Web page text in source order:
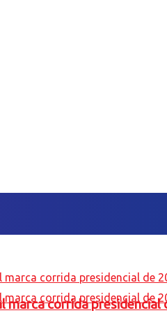
marca corrida presidencial